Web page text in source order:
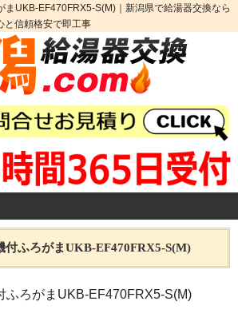
まUKB-EF470FRX5-S(M)｜新潟県で給湯器交換なら
と信頼格安で即工事
付ふろがまUKB-EF470FRX5-S(M)
ふろがまUKB-EF470FRX5-S(M)